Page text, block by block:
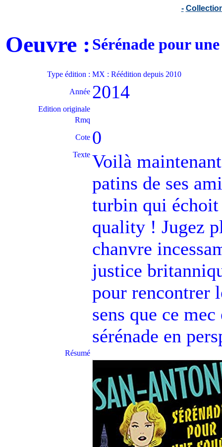
-
Oeuvre : Sérénade pour
Type édition : MX : Réédition depuis 2010
Année 2014
Edition originale
Rmq
Cote 0
Texte Voilà
patins de ses
turbin qui échoit
quality ! Jugez
chanvre
justice
pour rencontrer
sens que ce
sérénade en
Résumé